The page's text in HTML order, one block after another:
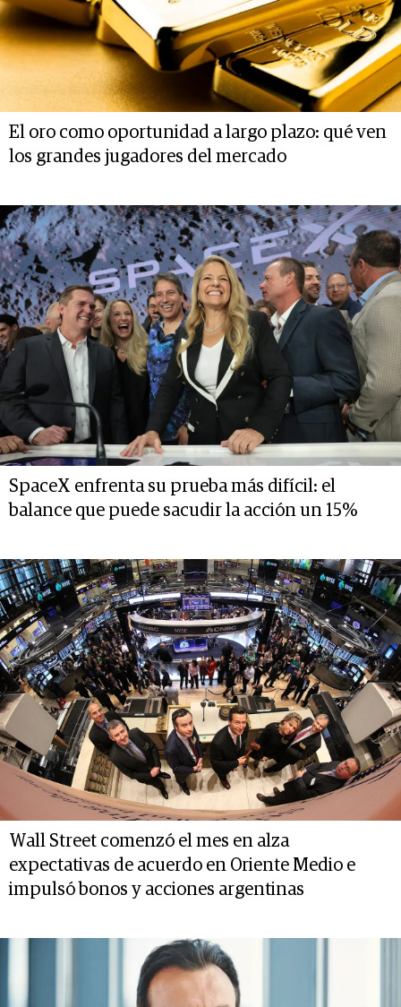
El oro como oportunidad a largo plazo: qué ven
los grandes jugadores del mercado
SpaceX enfrenta su prueba más difícil: el
balance que puede sacudir la acción un 15%
Wall Street comenzó el mes en alza
expectativas de acuerdo en Oriente Medio e
impulsó bonos y acciones argentinas